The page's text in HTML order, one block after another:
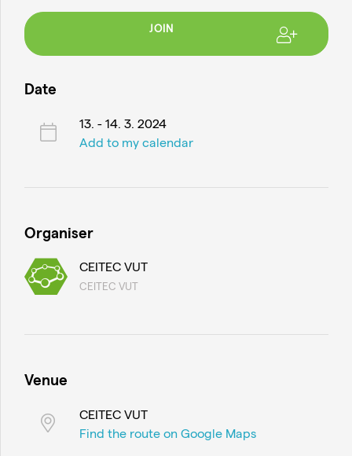
JOIN
Date
13. - 14. 3. 2024
Add to my calendar
Organiser
CEITEC VUT
CEITEC VUT
Venue
CEITEC VUT
Find the route on Google Maps